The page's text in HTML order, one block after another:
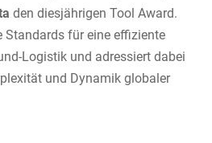
den diesjährigen Tool Award.
Standards für eine effiziente
Logistik und adressiert dabei
und Dynamik globaler